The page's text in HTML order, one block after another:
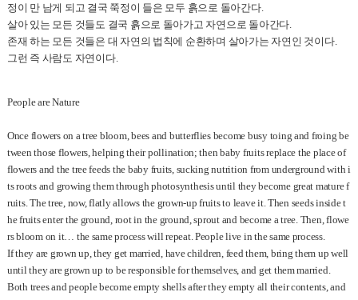
정이 만 남게 되고 결국 쭉정이 들은 모두 흙으로 돌아간다.
살아 있는 모든 것들도 결국 흙으로 돌아가고 자연으로 돌아간다
존재 하는 모든 것들은 대 자연의 법칙에 순환하며 살아가는 자연인 것이다.
그런 즉 사람도 자연이다.
People are Nature
Once flowers on a tree bloom, bees and butterflies become busy toing and froing be
tween those flowers, helping their pollination; then baby fruits replace the place of
flowers and the tree feeds the baby fruits, sucking nutrition from underground with i
ts roots and growing them through photosynthesis until they become great mature f
ruits. The tree, now, flatly allows the grown-up fruits to leave it. Then seeds inside t
he fruits enter the ground, root in the ground, sprout and become a tree. Then, flowe
rs bloom on it… the same process will repeat. People live in the same process.
If they are grown up, they get married, have children, feed them, bring them up well
until they are grown up to be responsible for themselves, and get them married.
Both trees and people become empty shells after they empty all their contents, and